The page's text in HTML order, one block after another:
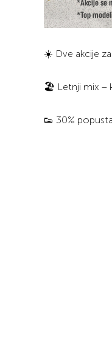
☀️ Dve akcije
🏖️ Letnji mix –
👟 30%